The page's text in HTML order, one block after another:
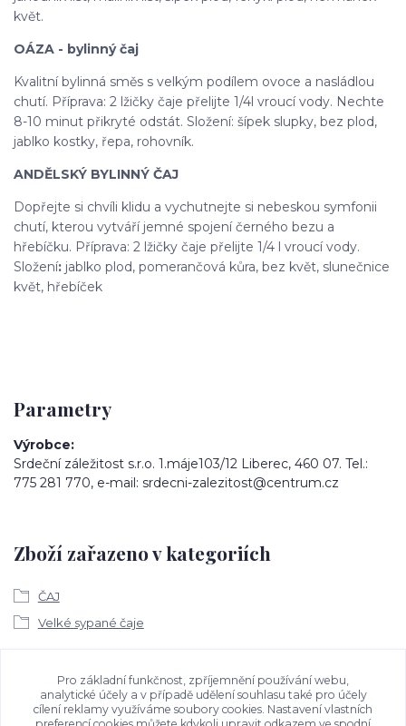
květ.
OÁZA - bylinný čaj
Kvalitní bylinná směs s velkým podílem ovoce a nasládlou
chutí. Příprava: 2 lžičky čaje přelijte 1/4l vroucí vody. Nechte
8-10 minut přikryté odstát. Složení: šípek slupky, bez plod,
jablko kostky, řepa, rohovník.
ANDĚLSKÝ BYLINNÝ ČAJ
Dopřejte si chvíli klidu a vychutnejte si nebeskou symfonii
chutí, kterou vytváří jemné spojení černého bezu a
hřebíčku. Příprava: 2 lžičky čaje přelijte 1/4 l vroucí vody.
Složení: jablko plod, pomerančová kůra, bez květ, slunečnice
květ, hřebíček
Parametry
Výrobce
Srdeční záležitost s.r.o. 1.máje103/12 Liberec, 460 07. Tel.:
775 281 770, e-mail: srdecni-zalezitost@centrum.cz
Zboží zařazeno v kategoriích
ČAJ
Velké sypané čaje
Ke stažení
Bezpečností upozornění
Pro základní funkčnost, zpříjemnění používání webu,
analytické účely a v případě udělení souhlasu také pro účely
cílení reklamy využíváme soubory cookies. Nastavení vlastních